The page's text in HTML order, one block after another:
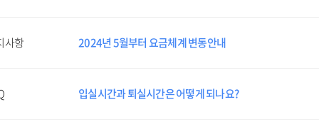
사항 2024년 5월부터 요금체계 변동안내
입실시간과 퇴실시간은 어떻게 되나요?